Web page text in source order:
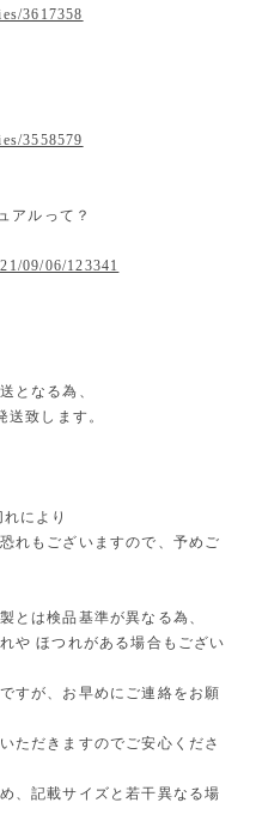
3617358
3558579
アルって？
09/06/123341
となる為、
致します。
により
れもございますので、予めご
とは検品基準が異なる為、
や ほつれがある場合もござい
すが、お早めにご連絡をお願
ただきますのでご安心くださ
、記載サイズと若干異なる場